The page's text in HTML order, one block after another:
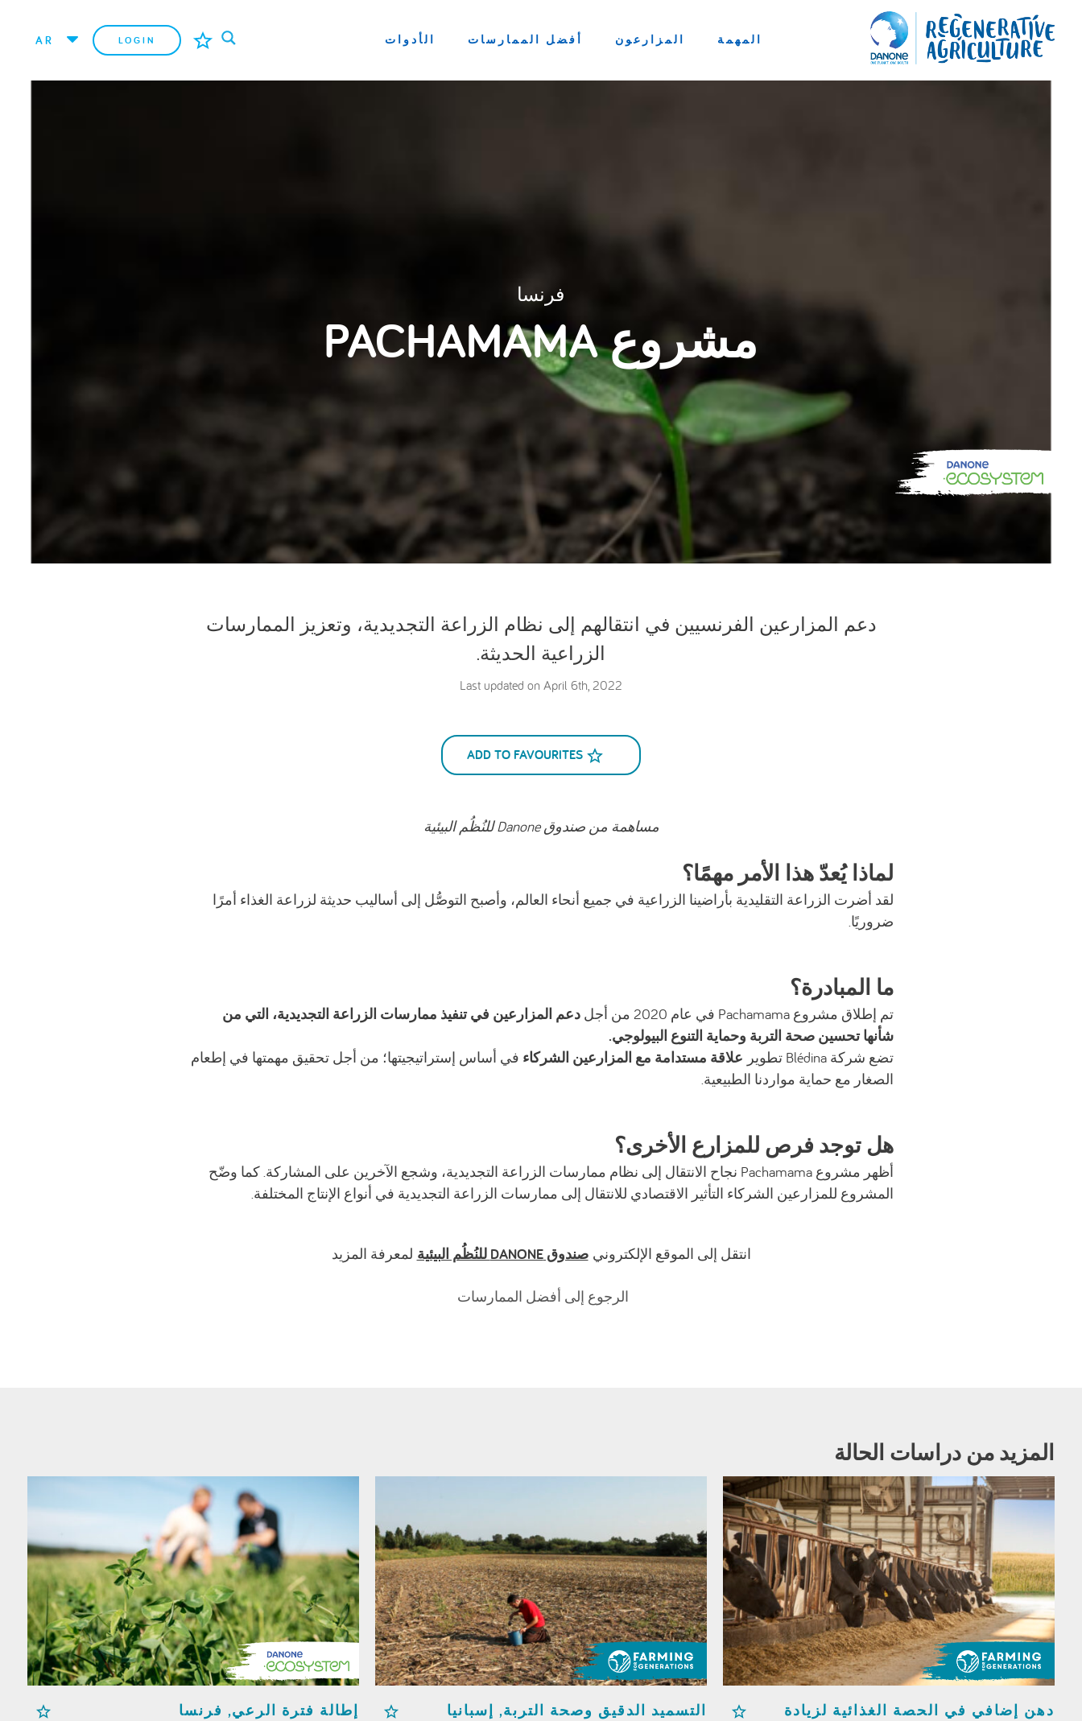
المهمة المزارعون أفضل الممارسات الأدوات LOGIN
AR
فرنسا
مشروع PACHAMAMA
دعم المزارعين الفرنسيين في انتقالهم إلى نظام الزراعة التجديدية، وتعزيز الممارسات
الزراعية الحديثة.
Last updated on April 6th, 2022
ADD TO FAVOURITES
مساهمة من صندوق Danone للنُظُم البيئية
لماذا يُعدّ هذا الأمر مهمًا؟
لقد أضرت الزراعة التقليدية بأراضينا الزراعية في جميع أنحاء العالم، وأصبح التوصُّل إلى أساليب حديثة لزراعة الغذاء أمرًا
ضروريًا.
ما المبادرة؟
تم إطلاق مشروع Pachamama في عام 2020 من أجل
دعم المزارعين في تنفيذ ممارسات الزراعة التجديدية، التي من
شأنها تحسين صحة التربة وحماية التنوع البيولوجي.
تضع شركة Blédina تطوير
علاقة مستدامة مع المزارعين الشركاء في أساس إستراتيجيتها؛ من أجل تحقيق مهمتها في إطعام
الصغار مع حماية مواردنا الطبيعية.
هل توجد فرص للمزارع الأخرى؟
أظهر مشروع Pachamama نجاح الانتقال إلى نظام ممارسات الزراعة التجديدية، وشجع الآخرين على المشاركة. كما وضّح
المشروع للمزارعين الشركاء التأثير الاقتصادي للانتقال إلى ممارسات الزراعة التجديدية في أنواع الإنتاج المختلفة.
انتقل إلى الموقع الإلكترونيصندوق DANONE للنُظُم البيئية لمعرفة المزيد
الرجوع إلى أفضل الممارسات
المزيد من دراسات الحالة
دهن إضافي في الحصة الغذائية لزيادة
التسميد الدقيق وصحة التربة, إسبانيا إطالة فترة الرعي, فرنسا